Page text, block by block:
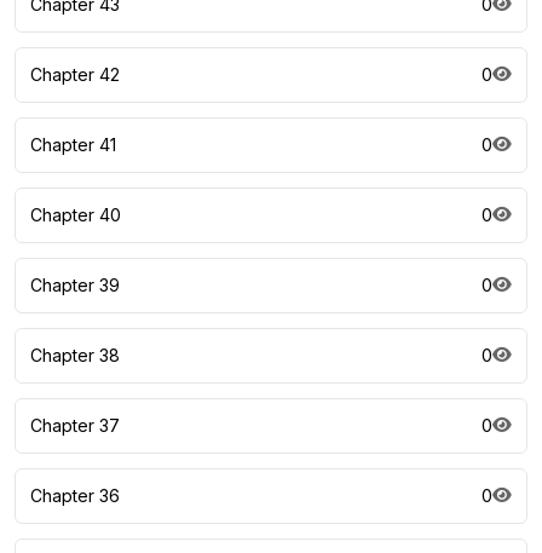
Chapter 43 0
Chapter 42 0
Chapter 41 0
Chapter 40 0
Chapter 39 0
Chapter 38 0
Chapter 37 0
Chapter 36 0